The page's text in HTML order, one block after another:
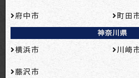
府中市 町田
神奈川県
横浜市 川崎
藤沢市